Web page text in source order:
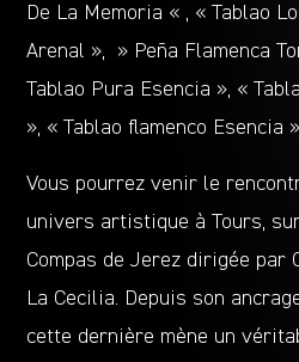
De La Memoria « , « Tablao
Arenal », » Peña Flamenca
Tablao Pura Esencia », «
», « Tablao flamenco Esencia
Vous pourrez venir le
univers artistique à Tours,
Compas de Jerez dirigée par
La Cecilia. Depuis son
cette dernière mène un